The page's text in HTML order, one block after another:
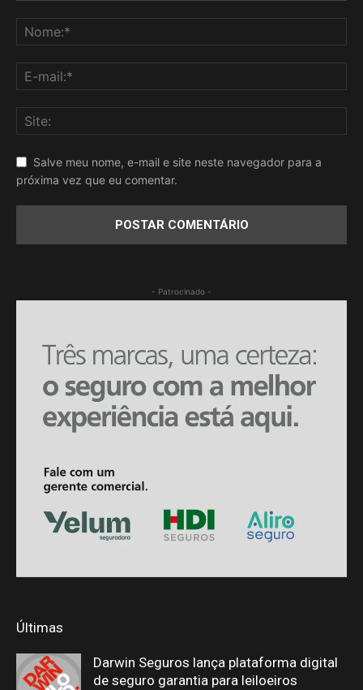
Salve meu nome, e-mail e site neste navegador para a
próxima vez que eu comentar.
- Patrocinado -
Últimas
Darwin Seguros lança plataforma digital
de seguro garantia para leiloeiros